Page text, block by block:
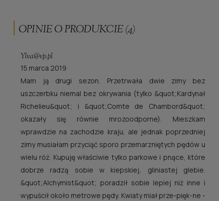
OPINIE O PRODUKCIE (4)
Ylva@vp.pl
15 marca 2019
Mam ją drugi sezon. Przetrwała dwie zimy bez
uszczerbku niemal bez okrywania (tylko &quot;Kardynał
Richelieu&quot; i &quot;Comte de Chambord&quot;
okazały się równie mrozoodporne). Mieszkam
wprawdzie na zachodzie kraju, ale jednak poprzedniej
zimy musiałam przyciąć sporo przemarzniętych pędów u
wielu róż. Kupuję właściwie tylko parkowe i pnące, które
dobrze radzą sobie w kiepskiej, gliniastej glebie.
&quot;Alchymist&quot; poradził sobie lepiej niż inne i
wypuścił około metrowe pędy. Kwiaty miał prze-pięk-ne -